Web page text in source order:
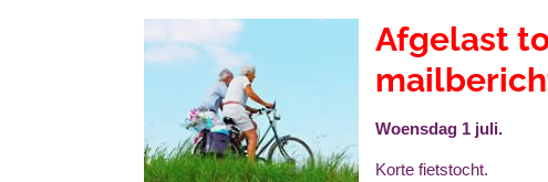
Afgelast
Woensdag 1 juli.
Korte fietstocht.